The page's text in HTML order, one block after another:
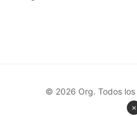
×
© 2026 Org. Todos